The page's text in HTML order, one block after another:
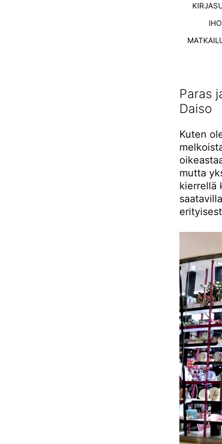
Paras
Daiso
Kuten
mutta
kierrellä